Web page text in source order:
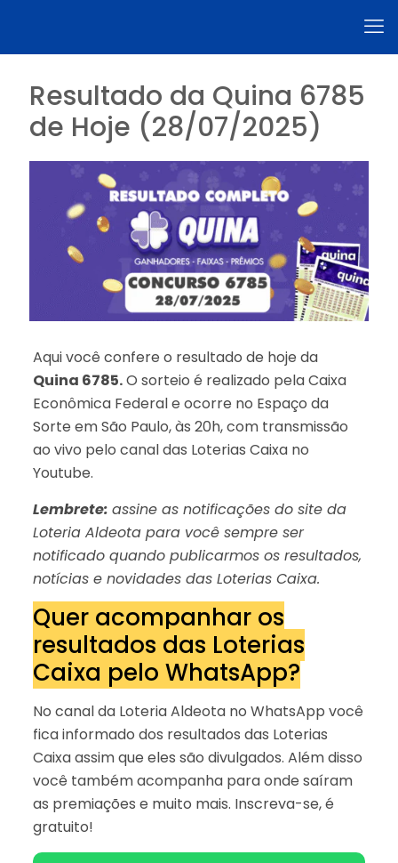
Resultado da Quina 6785
de Hoje (28/07/2025)
Aqui você confere o resultado de hoje da
Quina 6785.O sorteio é realizado pela Caixa
Econômica Federal e ocorre no Espaço da
Sorte em São Paulo, às 20h, com transmissão
ao vivo pelo canal das Loterias Caixa no
Youtube.
Lembrete: assine as notificações do site da
Loteria Aldeota para você sempre ser
notificado quando publicarmos os resultados,
notícias e novidades das Loterias Caixa.
Quer acompanhar os
resultados das Loterias
Caixa pelo WhatsApp?
No canal da Loteria Aldeota no WhatsApp você
fica informado dos resultados das Loterias
Caixa assim que eles são divulgados. Além disso
você também acompanha para onde saíram
as premiações e muito mais. Inscreva-se, é
gratuito!